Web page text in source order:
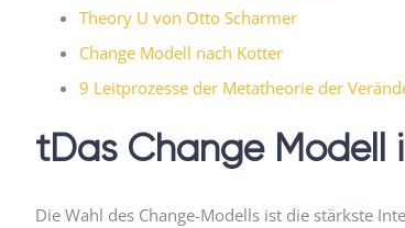
Theory U von Otto Scharmer
Change Modell nach Kotter
9 Leitprozesse der Metatheorie der
tDas Change Modell
Die Wahl des Change-Modells ist die stärkste